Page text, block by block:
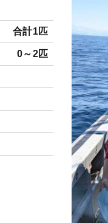
合計1匹
0～2匹